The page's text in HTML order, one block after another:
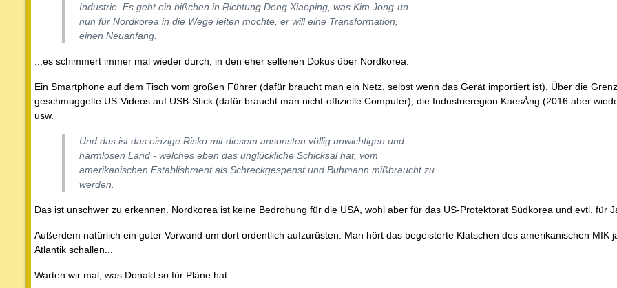
Industrie. Es geht ein bißchen in Richtung Deng Xiaoping, was Kim Jong-un
nun für Nordkorea in die Wege leiten möchte, er will eine Transformation,
einen Neuanfang.
...es schimmert immer mal wieder durch, in den eher seltenen Dokus über Nordkorea.
Ein Smartphone auf dem Tisch vom großen Führer (dafür braucht man ein Netz, selbst wenn das Gerät importiert ist). Über die
geschmuggelte US-Videos auf USB-Stick (dafür braucht man nicht-offizielle Computer), die Industrieregion KaesÅng (2016 aber
usw.
Und das ist das einzige Risko mit diesem ansonsten völlig unwichtigen und
harmlosen Land - welches eben das unglückliche Schicksal hat, vom
amerikanischen Establishment als Schreckgespenst und Buhmann mißbraucht zu
werden.
Das ist unschwer zu erkennen. Nordkorea ist keine Bedrohung für die USA, wohl aber für das US-Protektorat Südkorea und evtl. für
Außerdem natürlich ein guter Vorwand um dort ordentlich aufzurüsten. Man hört das begeisterte Klatschen des amerikanischen MIK
Atlantik schallen...
Warten wir mal, was Donald so für Pläne hat.